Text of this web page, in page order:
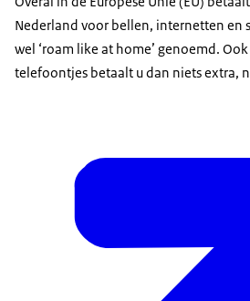
Nederland voor bellen, internetten en
wel ‘roam like at home’ genoemd.
telefoontjes betaalt u dan niets extra,